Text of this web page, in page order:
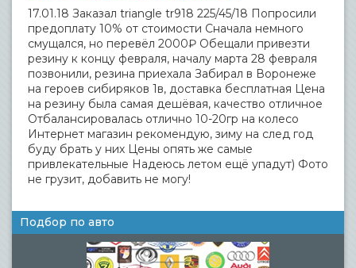
17.01.18 Заказал triangle tr918 225/45/18 Попросили
предоплату 10% от стоимости Сначала немного
смущался, но перевёл 2000₽ Обещали привезти
резину к концу февраля, началу марта 28 февраля
позвонили, резина приехала Забирал в Воронеже
на героев сибиряков 1в, доставка бесплатная Цена
на резину была самая дешёвая, качество отличное
Отбалансировалась отлично 10-20гр на колесо
Интернет магазин рекомендую, зиму на след год
буду брать у них Цены опять же самые
привлекательные Надеюсь летом ещё упадут) Фото
не грузит, добавить не могу!
Подбор по авто